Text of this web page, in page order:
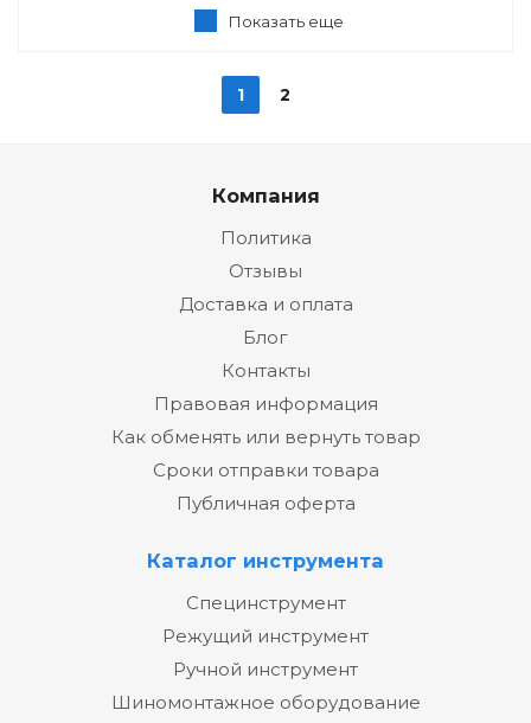
Показать еще
1 2
Компания
Политика
Отзывы
Доставка и оплата
Блог
Контакты
Правовая информация
Как обменять или вернуть товар
Сроки отправки товара
Публичная оферта
Каталог инструмента
Специнструмент
Режущий инструмент
Ручной инструмент
Шиномонтажное оборудование